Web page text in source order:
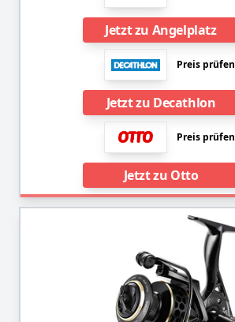
Jetzt zu Angelplatz
Preis prüfen
Jetzt zu Decathlon
Preis prüfen
Jetzt zu Otto